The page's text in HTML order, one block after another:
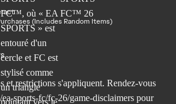
(Includes Random Items)
et restrictions s'appliquent. Rendez-vous
sports-fc/fc-26/game-disclaimers pour